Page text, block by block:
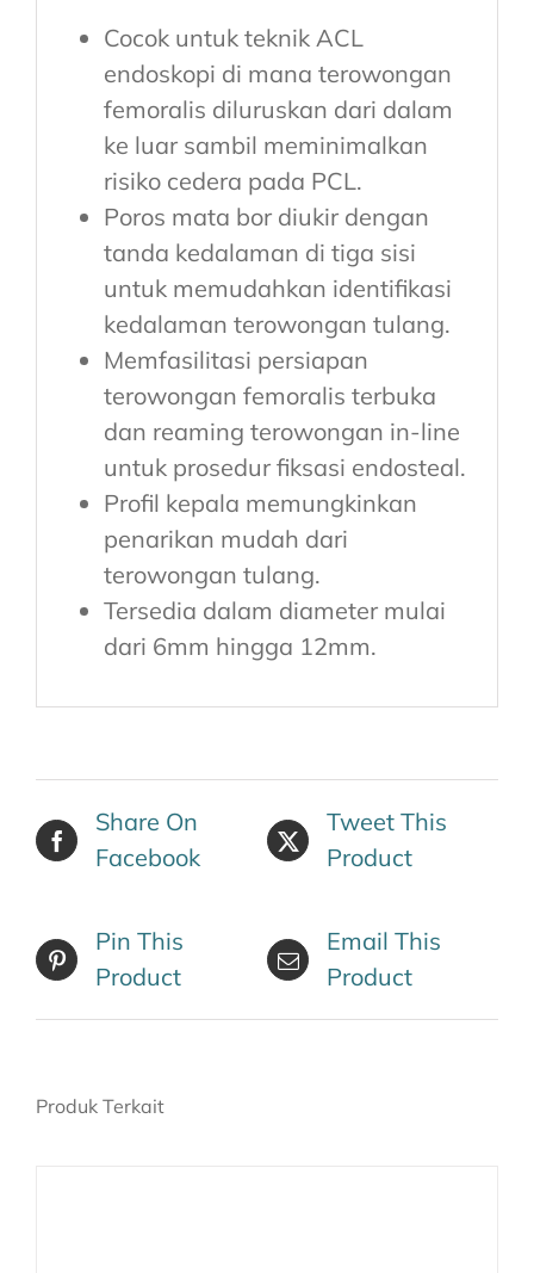
Cocok untuk teknik ACL
endoskopi di mana terowongan
femoralis diluruskan dari dalam
ke luar sambil meminimalkan
risiko cedera pada PCL.
Poros mata bor diukir dengan
tanda kedalaman di tiga sisi
untuk memudahkan identifikasi
kedalaman terowongan tulang.
Memfasilitasi persiapan
terowongan femoralis terbuka
dan reaming terowongan in-line
untuk prosedur fiksasi endosteal.
Profil kepala memungkinkan
penarikan mudah dari
terowongan tulang.
Tersedia dalam diameter mulai
dari 6mm hingga 12mm.
Share On
Facebook
Tweet This
Product
Pin This
Product
Email This
Product
Produk Terkait